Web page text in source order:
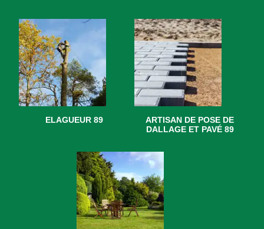
ELAGUEUR 89
ARTISAN DE POSE DE
DALLAGE ET PAVÉ 89